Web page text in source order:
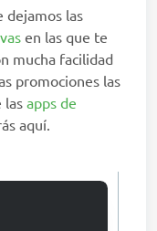
dejamos las
en las que te
mucha facilidad
promociones las
las apps de
aquí.